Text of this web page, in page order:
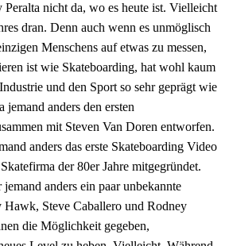
Peralta nicht da, wo es heute ist. Vielleicht
dran. Denn auch wenn es unmöglisch
Menschens auf etwas zu messen,
ist wie Skateboarding, hat wohl kaum
und den Sport so sehr geprägt wie
jemand anders den ersten
mit Steven Van Doren entworfen.
anders das erste Skateboarding Video
der 80er Jahre mitgegründet.
anders ein paar unbekannte
Hawk, Steve Caballero und Rodney
die Möglichkeit gegeben,